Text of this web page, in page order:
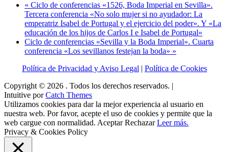
« Ciclo de conferencias «1526, Boda Imperial en Sevilla».
Tercera conferencia «No solo mujer si no ayudador: La
emperatriz Isabel de Portugal y el ejercicio del poder». Y «La
educación de los hijos de Carlos I e Isabel de Portugal»
Ciclo de conferencias «Sevilla y la Boda Imperial». Cuarta
conferencia «Los sevillanos festejan la boda» »
Política de Privacidad y Aviso Legal | Política de Cookies
Copyright © 2026 . Todos los derechos reservados. |
Intuitive porCatch Themes
Utilizamos cookies para dar la mejor experiencia al usuario en
nuestra web. Por favor, acepte el uso de cookies y permite que la
web cargue con normalidad. Aceptar Rechazar Leer más.
Privacy & Cookies Policy